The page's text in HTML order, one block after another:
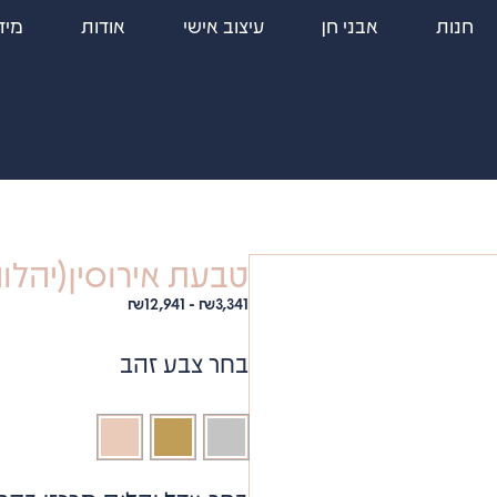
חנות אבני חן עיצוב אישי אודות
טבעת אירוסין(יהלום
₪3,341
-
₪12,941
בחר צבע זהב